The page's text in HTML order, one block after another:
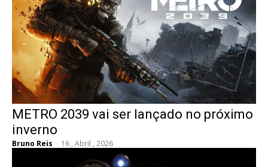
METRO 2039 vai ser lançado no próximo
inverno
Bruno Reis - 16 , Abril , 2026